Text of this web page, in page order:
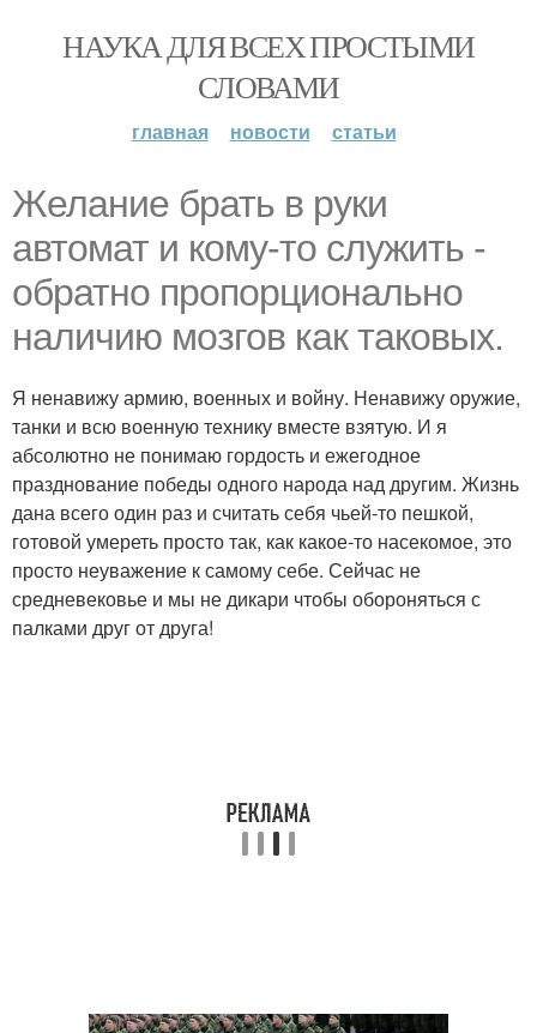
НАУКА ДЛЯ ВСЕХ ПРОСТЫМИ
СЛОВАМИ
главная новости статьи
Желание брать в руки
автомат и кому-то служить -
обратно пропорционально
наличию мозгов как таковых.
Я ненавижу армию, военных и войну. Ненавижу оружие,
танки и всю военную технику вместе взятую. И я
абсолютно не понимаю гордость и ежегодное
празднование победы одного народа над другим. Жизнь
дана всего один раз и считать себя чьей-то пешкой,
готовой умереть просто так, как какое-то насекомое, это
просто неуважение к самому себе. Сейчас не
средневековье и мы не дикари чтобы обороняться с
палками друг от друга!